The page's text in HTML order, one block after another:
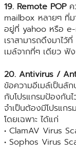
19. Remote POPค
mailbox หลายๆ ที่
อยู่ที่ yahoo หรือ
เราสามารถดึงมาไว้
เมล์จากที่ๆ เดียว ฟั
20. Antivirus /
ข้อความอีเมล์เป็นลัก
กับโปรแกรมป้องกันไ
จำเป็นต้องมีโปรแก
โดยเฉพาะ ได้แก่
• ClamAV Virus
• Sophos Virus